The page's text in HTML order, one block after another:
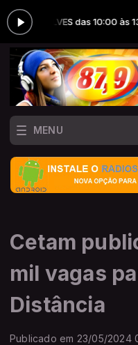
das 10:00 às 13:00
MENU
Cetam
mil vagas
Distância
Publicado em 23/05/2024